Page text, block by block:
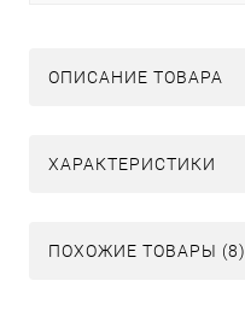
ОПИСАНИЕ ТОВАРА
ХАРАКТЕРИСТИКИ
ПОХОЖИЕ ТОВАРЫ (8)